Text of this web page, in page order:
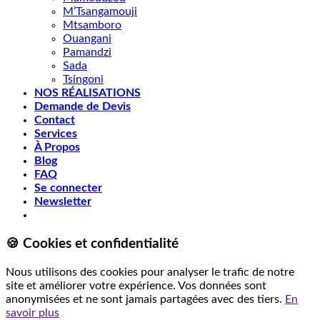
M’Tsangamouji
Mtsamboro
Ouangani
Pamandzi
Sada
Tsingoni
NOS RÉALISATIONS
Demande de Devis
Contact
Services
À Propos
Blog
FAQ
Se connecter
Newsletter
🍪 Cookies et confidentialité
Nous utilisons des cookies pour analyser le trafic de notre
site et améliorer votre expérience. Vos données sont
anonymisées et ne sont jamais partagées avec des tiers. En
savoir plus